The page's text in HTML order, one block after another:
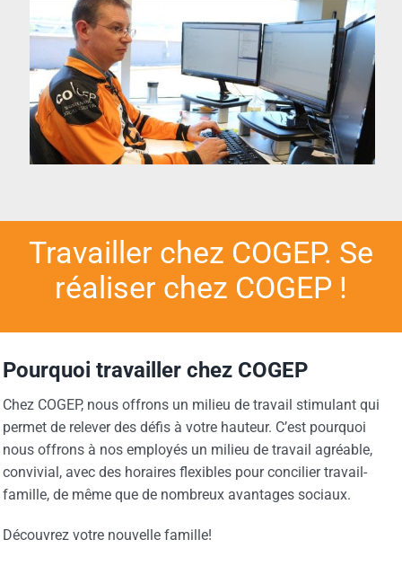
Travailler chez COGEP. Se
réaliser chez COGEP !
Pourquoi travailler chez COGEP
Chez COGEP, nous offrons un milieu de travail stimulant qui
permet de relever des défis à votre hauteur. C’est pourquoi
nous offrons à nos employés un milieu de travail agréable,
convivial, avec des horaires flexibles pour concilier travail-
famille, de même que de nombreux avantages sociaux.
Découvrez votre nouvelle famille!